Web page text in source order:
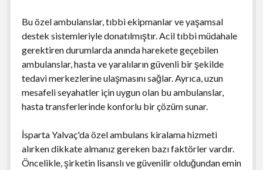
Bu özel ambulanslar, tıbbi ekipmanlar ve yaşamsal
destek sistemleriyle donatılmıştır. Acil tıbbi müdahale
gerektiren durumlarda anında harekete geçebilen
ambulanslar, hasta ve yaralıların güvenli bir şekilde
tedavi merkezlerine ulaşmasını sağlar. Ayrıca, uzun
mesafeli seyahatler için uygun olan bu ambulanslar,
hasta transferlerinde konforlu bir çözüm sunar.
İsparta Yalvaç'da özel ambulans kiralama hizmeti
alırken dikkate almanız gereken bazı faktörler vardır.
Öncelikle, şirketin lisanslı ve güvenilir olduğundan emin